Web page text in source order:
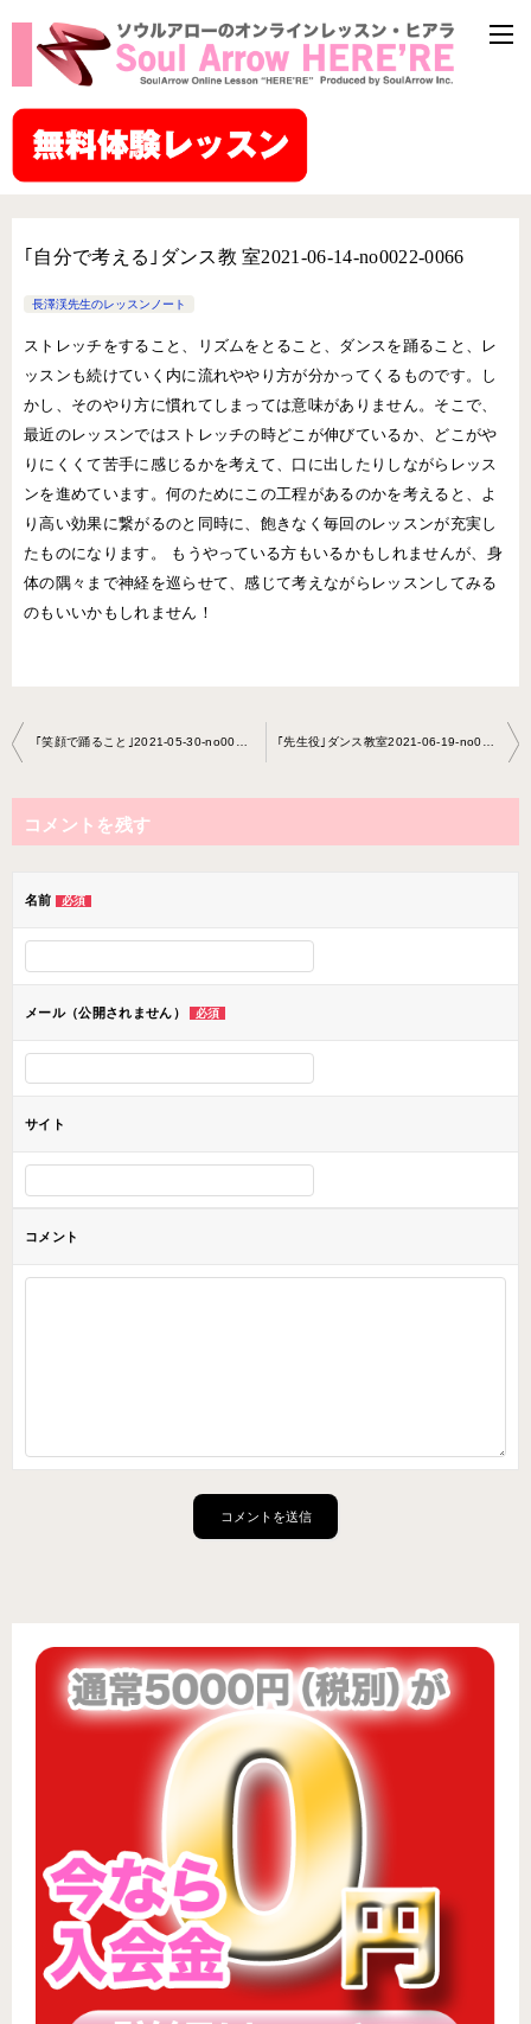
｢自分で考える｣ダンス教 室2021-06-14-no0022-0066
長澤渓先生のレッスンノート
ストレッチをすること、リズムをとること、ダンスを踊ること、レ
ッスンも続けていく内に流れややり方が分かってくるものです。し
かし、そのやり方に慣れてしまっては意味がありません。そこで、
最近のレッスンではストレッチの時どこが伸びているか、どこがや
りにくくて苦手に感じるかを考えて、口に出したりしながらレッス
ンを進めています。何のためにこの工程があるのかを考えると、よ
り高い効果に繋がるのと同時に、飽きなく毎回のレッスンが充実し
たものになります。 もうやっている方もいるかもしれませんが、身
体の隅々まで神経を巡らせて、感じて考えながらレッスンしてみる
のもいいかもしれません！
投
稿
ナ
ビ
ョ
ン
｢笑顔で踊ること｣2021-05-30-no0022-0066 ｢先生役｣ダンス教室2021-06-19-no0022- 0066
コメントを残す
名前 必須
メール（公開されません） 必須
サイト
コメント